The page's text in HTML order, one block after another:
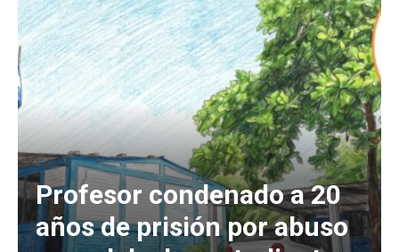
Profesor condenado a 20
años de prisión por abuso